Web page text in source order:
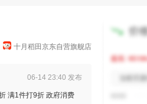
十月稻田京东自营旗舰店
06-14 23:40 发布
满1件打9折 政府消费